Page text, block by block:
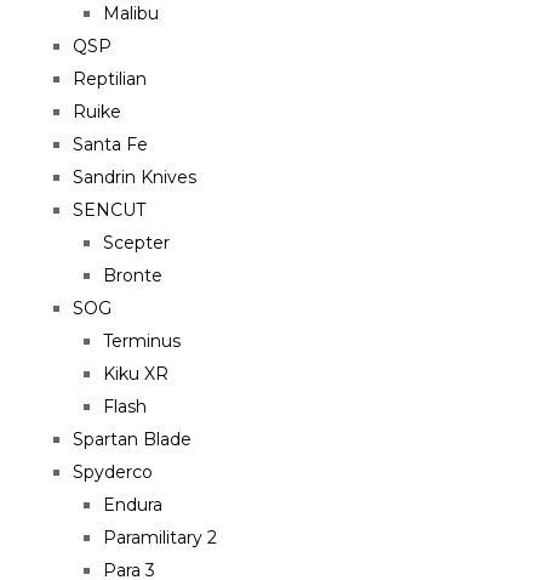
Malibu
QSP
Reptilian
Ruike
Santa Fe
Sandrin Knives
SENCUT
Scepter
Bronte
SOG
Terminus
Kiku XR
Flash
Spartan Blade
Spyderco
Endura
Paramilitary 2
Para 3